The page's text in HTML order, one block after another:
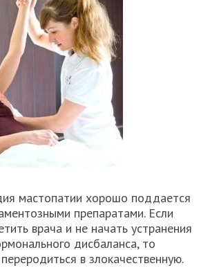
мастопатии хорошо поддается
препаратами. Если
врача и не начать устранения
дисбаланса, то
в злокачественную.